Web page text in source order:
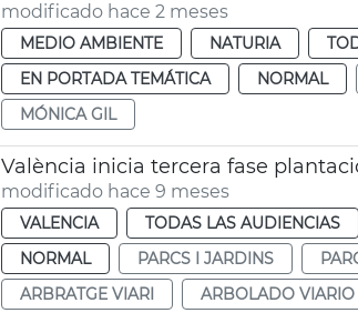
modificado hace 2 meses
MEDIO AMBIENTE NATURIA
EN PORTADA TEMÁTICA
NORMAL
MÓNICA GIL
València inicia tercera fase
modificado hace 9 meses
VALENCIA TODAS LAS AUDIENCIAS
NORMAL
PARCS I JARDINS
ARBRATGE VIARI
ARBOLADO VIARIO